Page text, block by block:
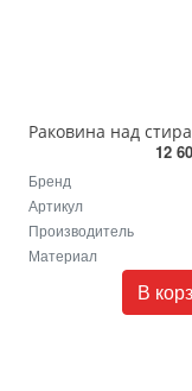
12
Бренд
Артикул
Производитель
Материал
В